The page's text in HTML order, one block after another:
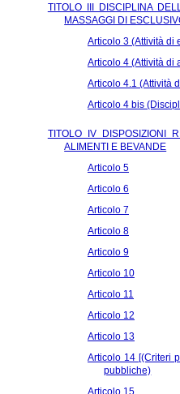
TITOLO III DISCIPLINA
MASSAGGI DI
Articolo 3 (Attività di
Articolo 4 (Attività di
Articolo 4.1 (Attività
Articolo 4 bis
TITOLO IV DISPOSIZIONI
ALIMENTI E BEVANDE
Articolo 5
Articolo 6
Articolo 7
Articolo 8
Articolo 9
Articolo 10
Articolo 11
Articolo 12
Articolo 13
Articolo 14 [(Criteri
pubbliche)
Articolo 15